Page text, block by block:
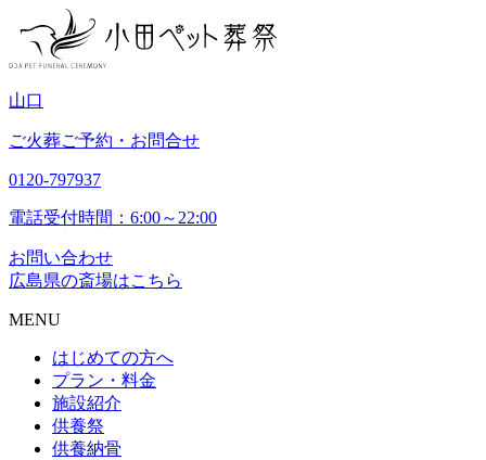
山口
ご火葬ご予約・お問合せ
0120-797937
電話受付時間：6:00～22:00
お問い合わせ
広島県の斎場はこちら
MENU
はじめての方へ
プラン・料金
施設紹介
供養祭
供養納骨